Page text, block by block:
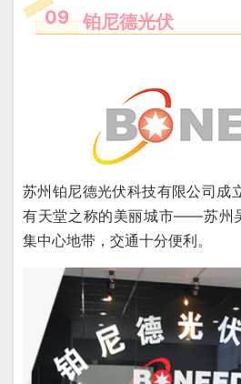
09 铂尼德光伏
苏州铂尼德光伏科技有限公司成
有天堂之称的美丽城市——苏州
集中心地带，交通十分便利。